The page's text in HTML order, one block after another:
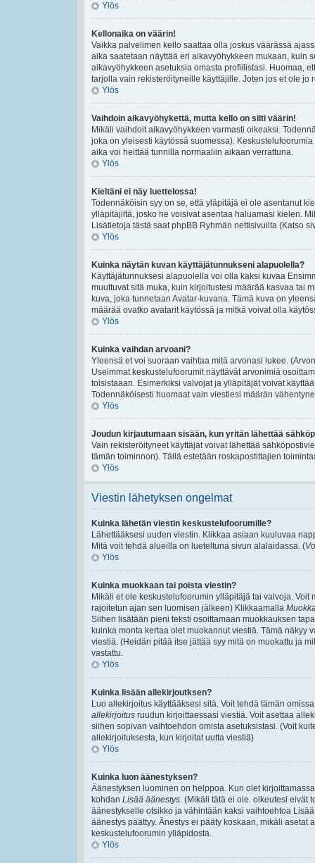
Ylös
Kellonaika on väärin!
Vaikka palvelimen kello saattaa olla joskus väärässä
aika saatetaan näyttää eri aikavyöhykkeen mukaan, kuin
aikavyöhykkeen asetuksia omasta profiilistasi. Huomaa,
tarjolla vain rekisteröityneille käyttäjille. Joten jos et ole jo
Ylös
Vaihdoin aikavyöhykettä, mutta kello on silti väärin!
Mikäli vaihdoit aikavyöhykkeen varmasti oikeaksi.
joka on yleisesti käytössä suomessa).
aika voi heittää tunnilla normaaliin aikaan verrattuna.
Ylös
Kieltäni ei näy luettelossa!
Todennäköisin syy on se, että yläpitäjä ei ole asentanut
ylläpitäjiltä, josko he voisivat asentaa haluamasi kielen.
Lisätietoja tästä saat phpBB Ryhmän nettisivuilta (Katso
Ylös
Kuinka näytän kuvan käyttäjätunnukseni alapuolella?
Käyttäjätunnuksesi alapuolella voi olla kaksi kuvaa
muuttuvat sitä muka, kuin kirjoitustesi määrää kasvaa tai
kuva, joka tunnetaan Avatar-kuvana. Tämä kuva on
määrää ovatko avatarit käytössä ja mitkä voivat olla
Ylös
Kuinka vaihdan arvoani?
Yleensä et voi suoraan vaihtaa mitä arvonasi lukee.
Useimmat keskustelufoorumit näyttävät arvonimiä
toisistaaan. Esimerkiksi valvojat ja ylläpitäjät voivat
Todennäköisesti huomaat vain viestiesi määrän
Ylös
Joudun kirjautumaan sisään, kun yritän lähettää
Vain rekisteröityneet käyttäjät voivat lähettää
tämän toiminnon). Tällä estetään roskapostittajien
Ylös
Viestin lähetyksen ongelmat
Kuinka lähetän viestin keskustelufoorumille?
Lähettääksesi uuden viestin. Klikkaa asiaan kuuluvaa
Mitä voit tehdä alueilla on lueteltuna sivun alalaidassa. (
Ylös
Kuinka muokkaan tai poista viestin?
Mikäli et ole keskustelufoorumin ylläpitäjä tai valvoja.
rajoitetun ajan sen luomisen jälkeen) Klikkaamalla
Siihen lisätään pieni teksti osoittamaan muokkauksen
kuinka monta kertaa olet muokannut viestiä. Tämä näkyy
viestiä. (Heidän pitää itse jättää syy mitä on muokattu ja
vastattu.
Ylös
Kuinka lisään allekirjoutksen?
Luo allekirjoitus käyttääksesi sitä. Voit tehdä tämän
allekirjoitus ruudun kirjoittaessasi viestiä. Voit asettaa
siihen sopivan vaihtoehdon omista asetuksistasi. (Voit
allekirjoituksesta, kun kirjoitat uutta viestiä)
Ylös
Kuinka luon äänestyksen?
Äänestyksen luominen on helppoa. Kun olet
kohdan Lisää äänestys. (Mikäli tätä ei ole. oikeutesi eivät
äänestykselle otsikko ja vähintään kaksi vaihtoehtoa
äänestys päättyy. Änestys ei pääty koskaan, mikäli
keskustelufoorumin ylläpidosta.
Ylös